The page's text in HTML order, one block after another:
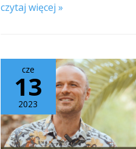
czytaj więcej »
cze
13
2023